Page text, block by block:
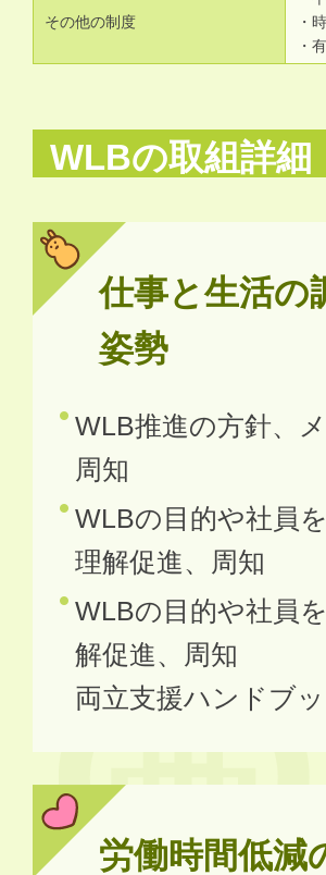
その他の制度
・
・
WLBの取組詳細
仕事と生活の
姿勢
WLB推進の方針、
周知
WLBの目的や社員
理解促進、周知
WLBの目的や社員
解促進、周知
両立支援ハンドブ
労働時間低減